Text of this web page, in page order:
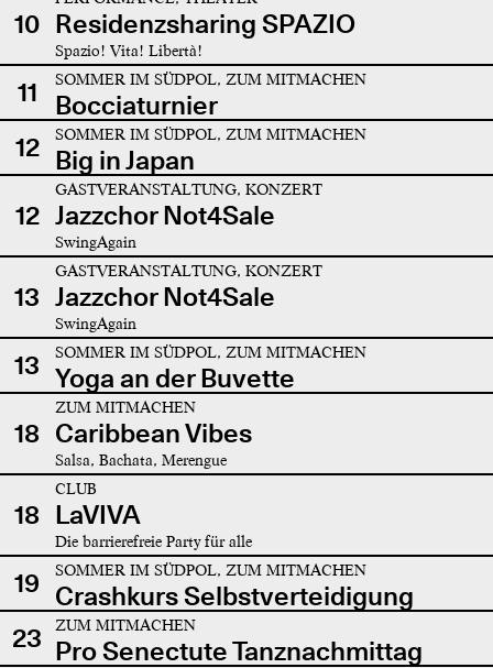
10 Residenzsharing SPAZIO
Spazio! Vita! Libertà!
11 SOMMER IM SÜDPOL, ZUM MITMACHEN
Bocciaturnier
12
SOMMER IM SÜDPOL, ZUM MITMACHEN
Big in Japan
12
GASTVERANSTALTUNG, KONZERT
Jazzchor Not4Sale
SwingAgain
13
GASTVERANSTALTUNG, KONZERT
Jazzchor Not4Sale
SwingAgain
13 SOMMER IM SÜDPOL, ZUM MITMACHEN
Yoga an der Buvette
18
ZUM MITMACHEN
Caribbean Vibes
Salsa, Bachata, Merengue
18
CLUB
LaVIVA
Die barrierefreie Party für alle
19 SOMMER IM SÜDPOL, ZUM MITMACHEN
Crashkurs Selbstverteidigung
23
ZUM MITMACHEN
Pro Senectute Tanznachmittag